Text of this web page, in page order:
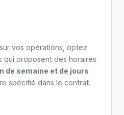
vos opérations, optez
qui proposent des horaires
de semaine et de jours
spécifié dans le contrat.